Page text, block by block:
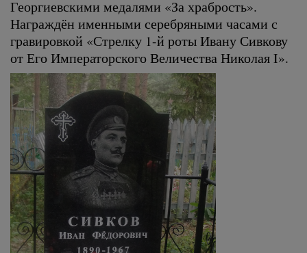
Георгиевскими медалями «За храбрость».
Награждён именными серебряными часами с
гравировкой «Стрелку 1-й роты Ивану Сивкову
от Его Императорского Величества Николая I».